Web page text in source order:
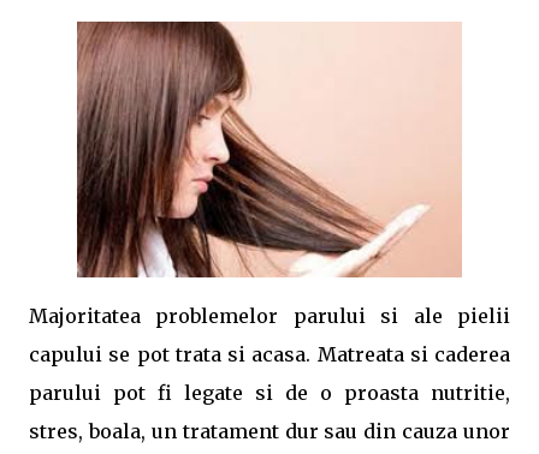
Majoritatea problemelor parului si ale pielii
capului se pot trata si acasa. Matreata si caderea
parului pot fi legate si de o proasta nutritie,
stres, boala, un tratament dur sau din cauza unor